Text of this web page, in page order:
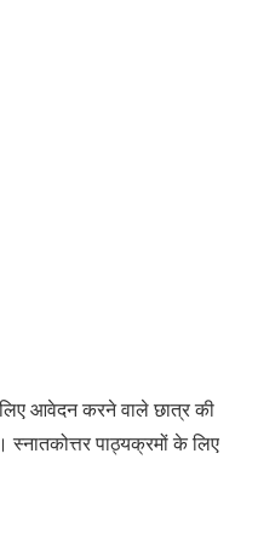
लिए आवेदन करनेवाले छात्रकी
स्नातकोत्तर पाठ्यक्रमों के लिए